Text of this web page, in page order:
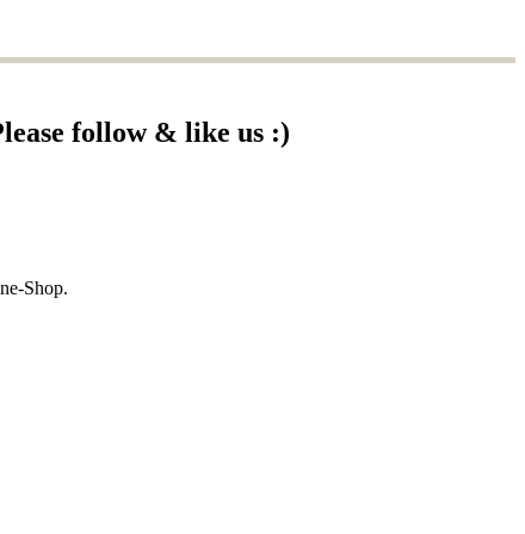
follow & like us :)
Shop.